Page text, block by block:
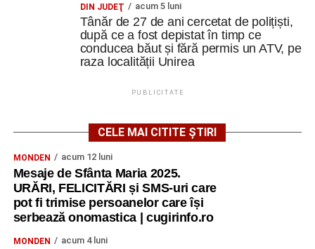
DIN JUDEŢ acum 5 luni
Tânăr de 27 de ani cercetat de polițiști,
după ce a fost depistat în timp ce
conducea băut și fără permis un ATV, pe
raza localității Unirea
PUBLICITATE
CELE MAI CITITE ȘTIRI
MONDEN acum 12 luni
Mesaje de Sfânta Maria 2025.
URĂRI, FELICITĂRI și SMS-uri care
pot fi trimise persoanelor care își
serbează onomastica | cugirinfo.ro
MONDEN acum 4 luni